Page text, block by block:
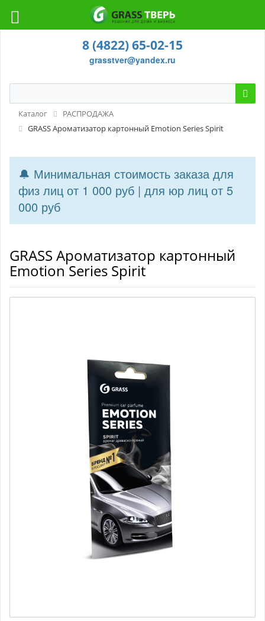
8 (4822) 65-02-15
grasstver@yandex.ru
Каталог
РАСПРОДАЖА
GRASS Ароматизатор картонный Emotion Series Spirit
🔔 Минимальная стоимость заказа для
физ лиц от 1 000 руб | для юр лиц от 5
000 руб
GRASS Ароматизатор картонный
Emotion Series Spirit